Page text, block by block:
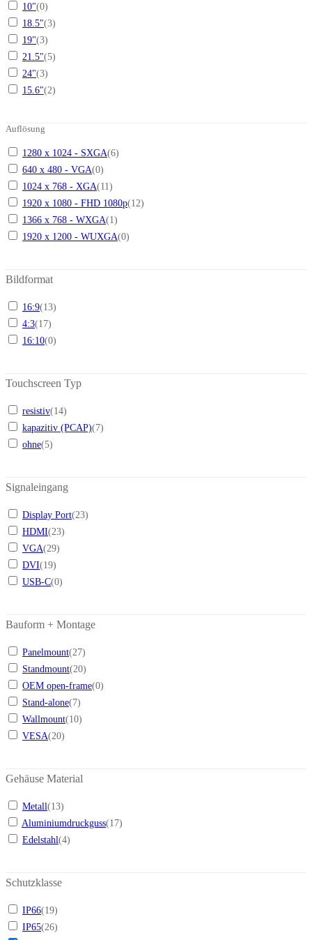
10"(0)
18.5"(3)
19"(3)
21.5"(5)
24"(3)
15.6"(2)
Auflösung
1280 x 1024 - SXGA(6)
640 x 480 - VGA(0)
1024 x 768 - XGA(11)
1920 x 1080 - FHD 1080p(12)
1366 x 768 - WXGA(1)
1920 x 1200 - WUXGA(0)
Bildformat
16:9(13)
4:3(17)
16:10(0)
Touchscreen Typ
resistiv(14)
kapazitiv (PCAP)(7)
ohne(5)
Signaleingang
Display Port(23)
HDMI(23)
VGA(29)
DVI(19)
USB-C(0)
Bauform + Montage
Panelmount(27)
Standmount(20)
OEM open-frame(0)
Stand-alone(7)
Wallmount(10)
VESA(20)
Gehäuse Material
Metall(13)
Aluminiumdruckguss(17)
Edelstahl(4)
Schutzklasse
IP66(19)
IP65(26)